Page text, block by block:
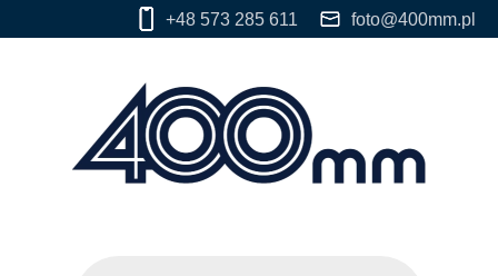
+48 573 285 611 foto@400mm.pl